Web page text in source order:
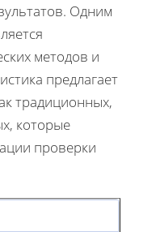
Одним
методов и
предлагает
традиционных,
которые
проверки